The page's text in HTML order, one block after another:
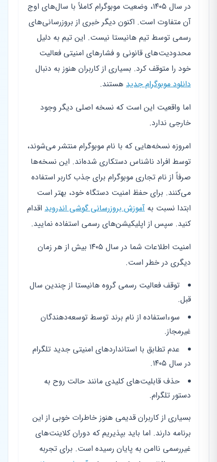
در سال ۱۴۰۵، وضعیت موبوگرام کاملاً با سال‌های اوج
آن متفاوت است. اکنون دیگر خبری از بروزرسانی‌های
رسمی توسط تیم هانیستا نیست. این تیم به دلیل
محدودیت‌های قانونی و فشارهای امنیتی فعالیت
خود را متوقف کرد. بسیاری از کاربران هنوز به دنبال
دانلود موبوگرام جدید هستند.
اما واقعیت این است که نسخه اصلی دیگر وجود
خارجی ندارد.
امروزه نسخه‌هایی که با نام موبوگرام منتشر می‌شوند،
توسط افراد ناشناس دستکاری شده‌اند. این نسخه‌ها
صرفاً از نام تجاری موبوگرام برای جذب کاربر استفاده
می‌کنند. برای حفظ امنیت دستگاه خود، بهتر است
ابتدا نسبت به آموزش بروزرسانی گوشی اندروید اقدام
کنید. سپس از اپلیکیشن‌های رسمی استفاده نمایید.
امنیت اطلاعات شما در سال ۱۴۰۵ بیش از هر زمان
دیگری در خطر است.
توقف فعالیت رسمی گروه هانیستا از چندین سال
قبل.
سوءاستفاده از نام برند توسط توسعه‌دهندگان
غیرمجاز.
عدم تطابق با استانداردهای امنیتی جدید تلگرام
در سال ۱۴۰۵.
حذف قابلیت‌های کلیدی مانند حالت روح به
دستور تلگرام.
بسیاری از کاربران قدیمی هنوز خاطرات خوبی از این
برنامه دارند. اما باید بپذیریم که دوران کلاینت‌های
غیررسمی ناامن به پایان رسیده است. برای تجربه